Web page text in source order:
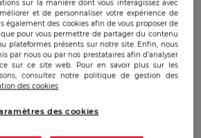
sur la guerre économique
formes de débat qui
Un point commun à
articles est la difficulté à traiter
de puissance par
la question en ces termes :
sur la manière dont vous interagissez avec
et de personnaliser votre expérience de
également des cookies afin de vous proposer de
pour vous permettre de partager du contenu
plateformes présents sur notre site. Enfin, nous
par nous ou par nos prestataires afin d’analyser
sur ce site web. Pour en savoir plus sur les
consultez notre politique de gestion des
des cookies
des cookies